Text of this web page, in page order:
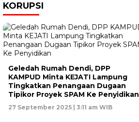
KORUPSI
Geledah Rumah Dendi, DPP
KAMPUD Minta KEJATI Lampung
Tingkatkan Penangaan Dugaan
Tipikor Proyek SPAM Ke Penyidikan
27 September 2025 | 3:11 am WIB